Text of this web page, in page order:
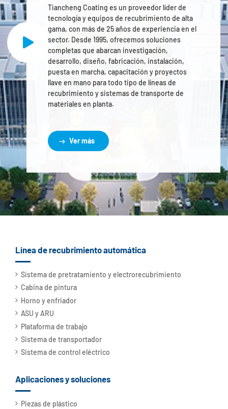
Tiancheng Coating es un proveedor líder de
tecnología y equipos de recubrimiento de alta
gama, con más de 25 años de experiencia en el
sector. Desde 1995, ofrecemos soluciones
completas que abarcan investigación,
desarrollo, diseño, fabricación, instalación,
puesta en marcha, capacitación y proyectos
llave en mano para todo tipo de líneas de
recubrimiento y sistemas de transporte de
materiales en planta.
Ver más
Línea de recubrimiento automática
Sistema de pretratamiento y electrorecubrimiento
Cabina de pintura
Horno y enfriador
ASU y ARU
Plataforma de trabajo
Sistema de transportador
Sistema de control eléctrico
Aplicaciones y soluciones
Piezas de plástico